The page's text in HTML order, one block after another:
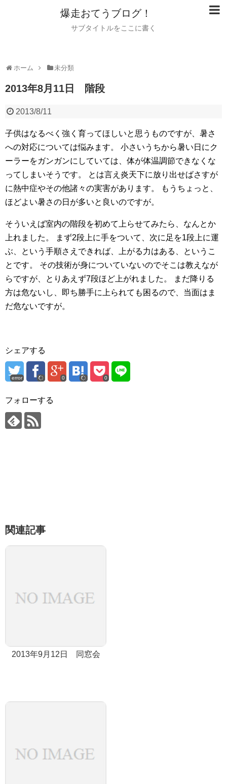
爆走おてうブログ！
サブタイトルをここに書く
ホーム 未分類
2013年8月11日 階段
2013/8/11
子供はなるべく強く育ってほしいと思うものですが、暑さ
への対応については悩みます。
小さいうちから暑い日にク
ーラーをガンガンにしていては、体が体温調節できなくな
ってしまいそうです。
とは言え炎天下に放り出せばさすが
に熱中症やその他諸々の実害があります。
もうちょっと、
ほどよい暑さの日が多いと良いのですが。
そういえば室内の階段を初めて上らせてみたら、なんとか
上れました。
まず2段上に手をついて、次に足を1段上に運
ぶ、という手順さえできれば、上がる力はある、というこ
とです。
その技術が身についていないのでそこは教えなが
らですが、とりあえず7段ほど上がれました。
まだ降りる
方は危ないし、即ち勝手に上られても困るので、当面はま
だ危ないですが。
シェアする
error 0 0
フォローする
関連記事
2013年9月12日 同窓会